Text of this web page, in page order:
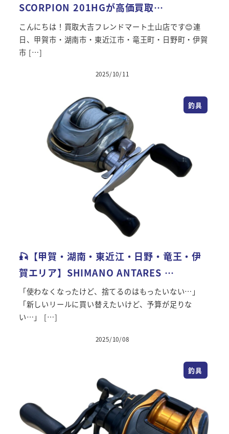
SCORPION 201HGが高価買取…
こんにちは！買取大吉フレンドマート土山店です😊連
日、甲賀市・湖南市・東近江市・竜王町・日野町・伊賀
市 […]
投稿日
2025/10/11
釣具
🎣【甲賀・湖南・東近江・日野・竜王・伊
賀エリア】SHIMANO ANTARES …
「使わなくなったけど、捨てるのはもったいない…」
「新しいリールに買い替えたいけど、予算が足りな
い…」 […]
投稿日
2025/10/08
釣具